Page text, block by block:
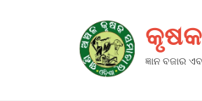
କୃଷକ
ଜ୍ଞାନ ବଜାର